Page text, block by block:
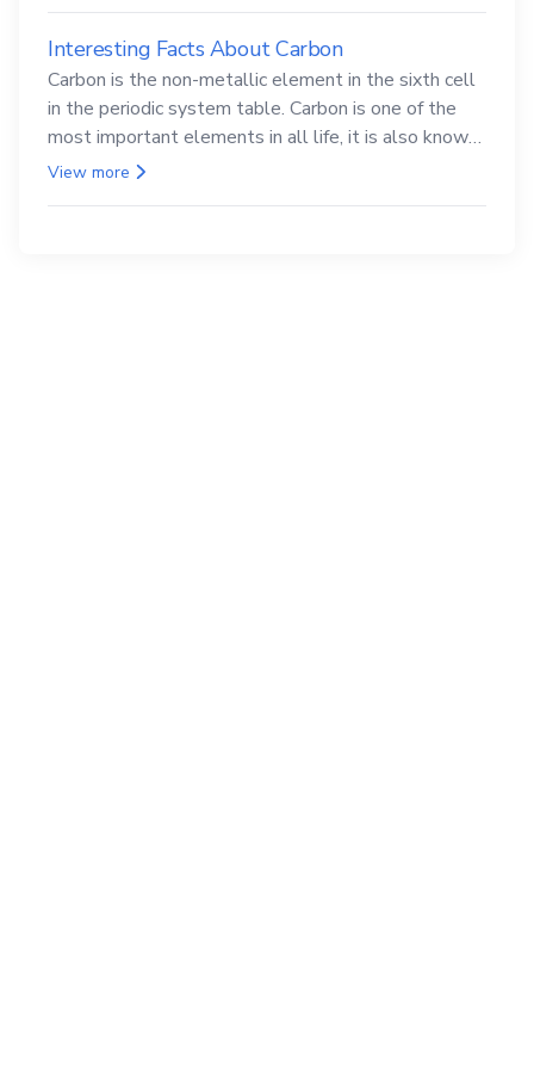
Interesting Facts About Carbon
Carbon is the non-metallic element in the sixth cell
in the periodic system table. Carbon is one of the
most important elements in all life, it is also known
as the back.
View more